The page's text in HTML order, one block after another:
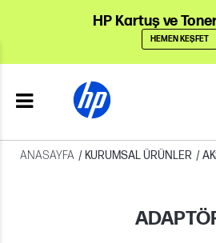
HP Kartuş ve
HEMEN KEŞFET
ANASAYFA / KURUMSAL ÜRÜNLER /